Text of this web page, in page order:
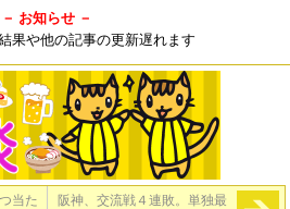
－ お知らせ －
果や他の記事の更新遅れます
当た
阪神、交流戦４連敗。単独最